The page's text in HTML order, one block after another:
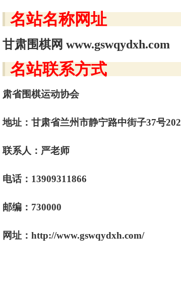
名站名称网址
甘肃围棋网 www.gswqydxh.com
名站联系方式
肃省围棋运动协会
地址：甘肃省兰州市静宁路中街子37号202
联系人：严老师
电话：13909311866
邮编：730000
网址：http://www.gswqydxh.com/